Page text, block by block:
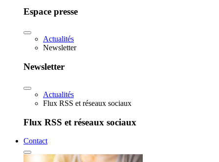
Espace presse
Actualités
Newsletter
Newsletter
Actualités
Flux RSS et réseaux sociaux
Flux RSS et réseaux sociaux
Contact